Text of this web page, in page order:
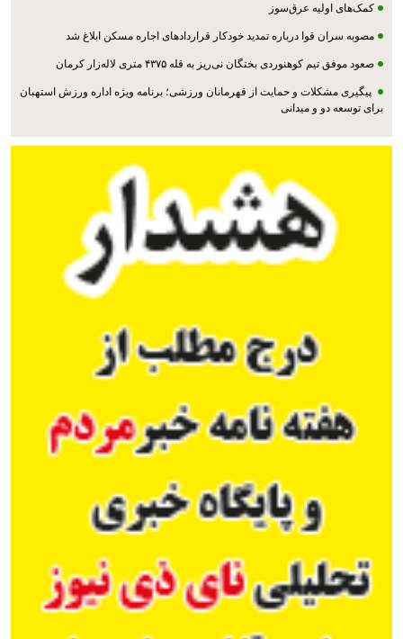
کمک‌های اولیه عرق‌سوز
مصوبه سران قوا درباره تمدید خودکار قراردادهای اجاره مسکن ابلاغ شد
صعود موفق تیم کوهنوردی بختگان نی‌ریز به قله ۴۳۷۵ متری لاله‌زار کرمان
پیگیری مشکلات و حمایت از قهرمانان ورزشی؛ برنامه ویژه اداره ورزش استهبان
برای توسعه دو و میدانی